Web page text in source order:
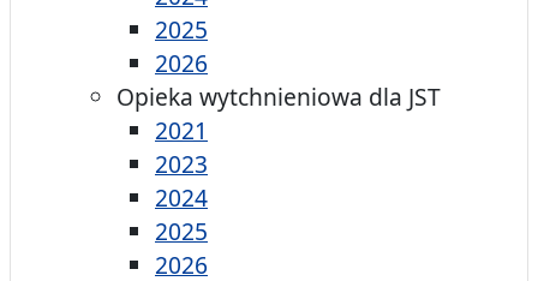
2025
2026
Opieka wytchnieniowa dla JST
2021
2023
2024
2025
2026